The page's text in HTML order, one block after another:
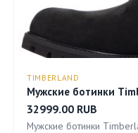
TIMBERLAND
Мужские ботинки
32999.00 RUB
Мужские ботинки